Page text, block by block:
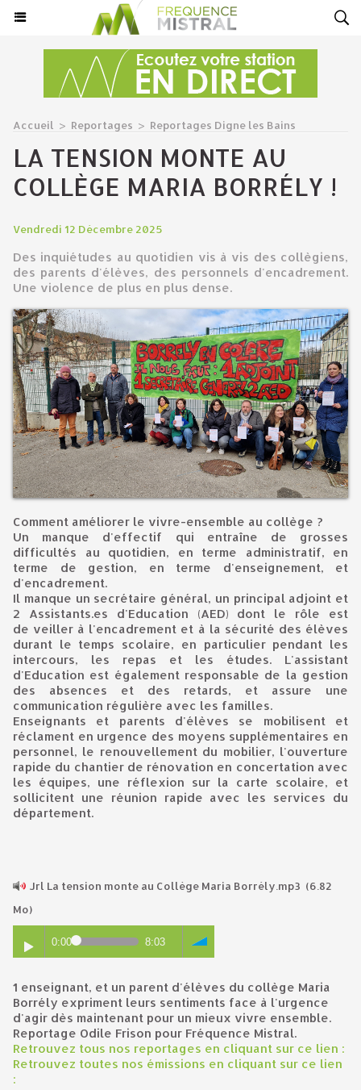
Accueil > Reportages > Reportages Digne les Bains
LA TENSION MONTE AU
COLLÈGE MARIA BORRÉLY !
Vendredi 12 Décembre 2025
Des inquiétudes au quotidien vis à vis des collègiens,
des parents d'élèves, des personnels d'encadrement.
Une violence de plus en plus dense.
Comment améliorer le vivre-ensemble au collège ?
Un manque d'effectif qui entraîne de grosses
difficultés au quotidien, en terme administratif, en
terme de gestion, en terme d'enseignement, et
d'encadrement.
Il manque un secrétaire général, un principal adjoint et
2 Assistants.es d'Education (AED) dont le rôle est
de veiller à l'encadrement et à la sécurité des élèves
durant le temps scolaire, en particulier pendant les
intercours, les repas et les études. L'assistant
d'Education est également responsable de la gestion
des absences et des retards, et assure une
communication régulière avec les familles.
Enseignants et parents d'élèves se mobilisent et
réclament en urgence des moyens supplémentaires en
personnel, le renouvellement du mobilier, l'ouverture
rapide du chantier de rénovation en concertation avec
les équipes, une réflexion sur la carte scolaire, et
sollicitent une réunion rapide avec les services du
département.
Jrl La tension monte au Collège Maria Borrély.mp3 (6.82
Mo)
0:00 8:03
1 enseignant, et un parent d'élèves du collège Maria
Borrély expriment leurs sentiments face à l'urgence
d'agir dès maintenant pour un mieux vivre ensemble.
Reportage Odile Frison pour Fréquence Mistral.
Retrouvez tous nos reportages en cliquant sur ce lien :
Retrouvez toutes nos émissions en cliquant sur ce lien
: